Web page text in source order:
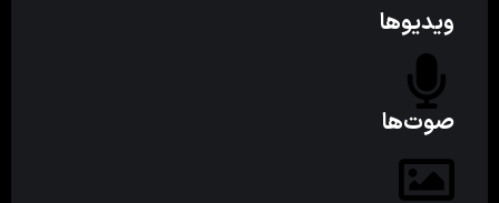
ویدیوها
صوت‌ها